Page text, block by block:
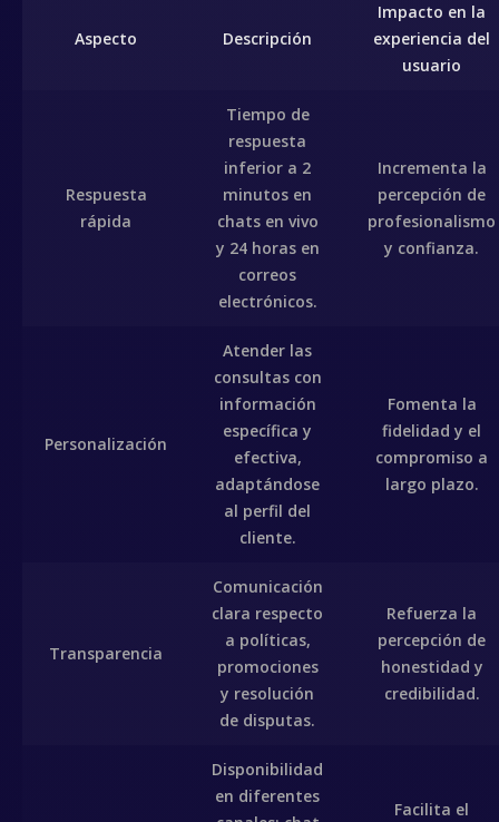
Aspecto Descripción
Impacto en la
experiencia del
usuario
Respuesta
rápida
Tiempo de
respuesta
inferior a 2
minutos en
chats en vivo
y 24 horas en
correos
electrónicos.
Incrementa la
percepción de
profesionalismo
y confianza.
Personalización
Atender las
consultas con
información
específica y
efectiva,
adaptándose
al perfil del
cliente.
Fomenta la
fidelidad y el
compromiso a
largo plazo.
Transparencia
Comunicación
clara respecto
a políticas,
promociones
y resolución
de disputas.
Refuerza la
percepción de
honestidad y
credibilidad.
Disponibilidad
en diferentes
Facilita el